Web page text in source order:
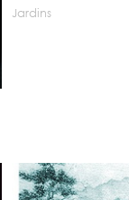
Jardins